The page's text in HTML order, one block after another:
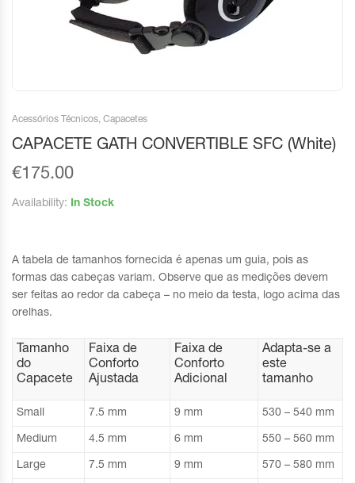
Acessórios Técnicos, Capacetes
CAPACETE GATH CONVERTIBLE SFC (White)
€175.00
Availability: In Stock
A tabela de tamanhos fornecida é apenas um guia, pois as
formas das cabeças variam. Observe que as medições devem
ser feitas ao redor da cabeça – no meio da testa, logo acima das
orelhas.
Tamanho
do
Capacete
Faixa de
Conforto
Ajustada
Faixa de
Conforto
Adicional
Adapta-se a
este
tamanho
Small 7.5 mm 9 mm 530 – 540 mm
Medium 4.5 mm 6 mm 550 – 560 mm
Large 7.5 mm 9 mm 570 – 580 mm